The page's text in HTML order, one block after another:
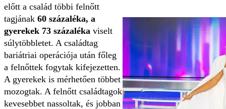
előtt a család többi felnőtt
tagjának 60 százaléka, a
gyerekek 73 százaléka viselt
súlytöbbletet. A családtag
bariátriai operációja után főleg
a felnőttek fogytak kifejezetten.
A gyerekek is mérhetően többet
mozogtak. A felnőtt családtagok
kevesebbet nassoltak, és jobban